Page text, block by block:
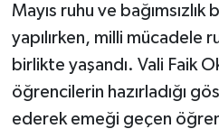
Mayıs ruhu ve
yapılırken, milli mücadele
birlikte yaşandı. Vali Faik
öğrencilerin hazırladığı
ederek emeği geçen
KÜLTÜR SANAT
MAGAZİN
Otomobil